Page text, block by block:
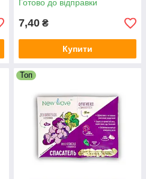
Готово до відправки
7,40 ₴
Купити
Топ